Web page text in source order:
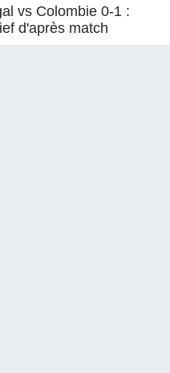
vs Colombie 0-1 :
d'après match